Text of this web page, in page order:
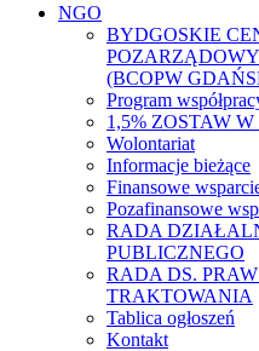
NGO
BYDGOSKIE
(BCOPW
Program
1,5% ZOSTAW
Wolontariat
Informacje bieżące
Finansowe
Pozafinansowe
RADA
PUBLICZNEGO
RADA DS.
TRAKTOWANIA
Tablica ogłoszeń
Kontakt